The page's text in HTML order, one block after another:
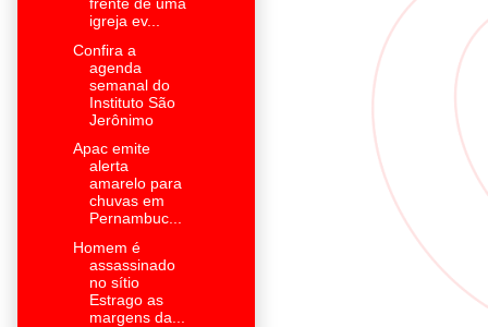
frente de uma
igreja ev...
Confira a
agenda
semanal do
Instituto São
Jerônimo
Apac emite
alerta
amarelo para
chuvas em
Pernambuc...
Homem é
assassinado
no sítio
Estrago as
margens da...